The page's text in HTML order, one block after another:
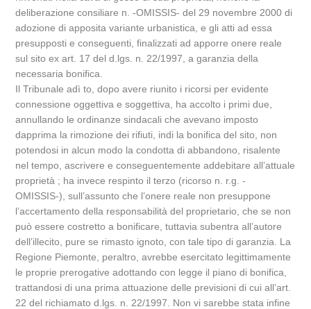
deliberazione consiliare n. -OMISSIS- del 29 novembre 2000 di
adozione di apposita variante urbanistica, e gli atti ad essa
presupposti e conseguenti, finalizzati ad apporre onere reale
sul sito ex art. 17 del d.lgs. n. 22/1997, a garanzia della
necessaria bonifica.
Il Tribunale adì to, dopo avere riunito i ricorsi per evidente
connessione oggettiva e soggettiva, ha accolto i primi due,
annullando le ordinanze sindacali che avevano imposto
dapprima la rimozione dei rifiuti, indi la bonifica del sito, non
potendosi in alcun modo la condotta di abbandono, risalente
nel tempo, ascrivere e conseguentemente addebitare all’attuale
proprietà ; ha invece respinto il terzo (ricorso n. r.g. -
OMISSIS-), sull’assunto che l’onere reale non presuppone
l’accertamento della responsabilità del proprietario, che se non
può essere costretto a bonificare, tuttavia subentra all’autore
dell’illecito, pure se rimasto ignoto, con tale tipo di garanzia. La
Regione Piemonte, peraltro, avrebbe esercitato legittimamente
le proprie prerogative adottando con legge il piano di bonifica,
trattandosi di una prima attuazione delle previsioni di cui all’art.
22 del richiamato d.lgs. n. 22/1997. Non vi sarebbe stata infine